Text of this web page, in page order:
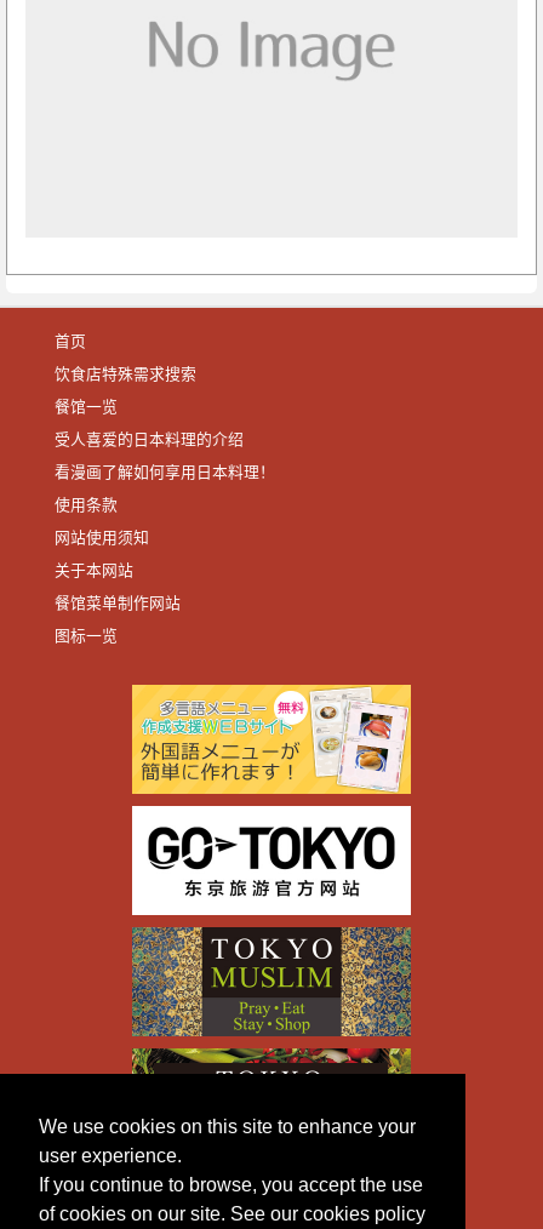
We use cookies on this site to enhance your
user experience.
If you continue to browse, you accept the use
of cookies on our site. See our cookies policy
首页
饮食店特殊需求搜索
餐馆一览
受人喜爱的日本料理的介绍
看漫画了解如何享用日本料理！
使用条款
网站使用须知
关于本网站
餐馆菜单制作网站
图标一览